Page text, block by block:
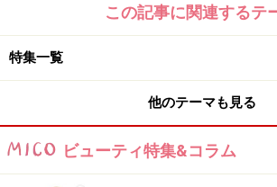
【本当に売れています！】ジーノ PR
この記事に関連するテ
特集一覧
他のテーマも見る
ビューティ特集&コラム